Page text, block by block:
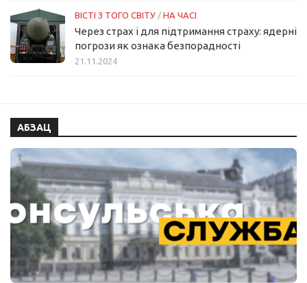
ВІСТІ З ТОГО СВІТУ / НА ЧАСІ
Через страх і для підтримання страху: ядерні
погрози як ознака безпорадності
21.11.2024
АБЗАЦ